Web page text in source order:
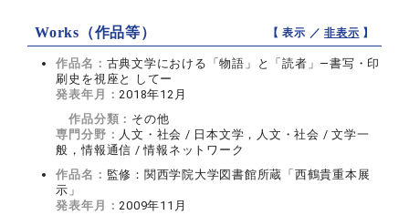
Works（作品等） 【 表示 ／非表示 】
作品名： 古典文学における「物語」と「読者」―書写・印
刷史を視座と してー
発表年月：2018年12月
作品分類： その他
専門分野： 人文・社会 / 日本文学，人文・社会 / 文学一
般，情報通信 / 情報ネットワーク
作品名： 監修：関西学院大学図書館所蔵「西鶴貴重本展
示」
発表年月：2009年11月